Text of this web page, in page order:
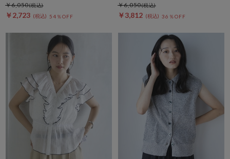
￥2,723 54％OFF
￥6,050
￥3,812 36％OFF
￥6,050